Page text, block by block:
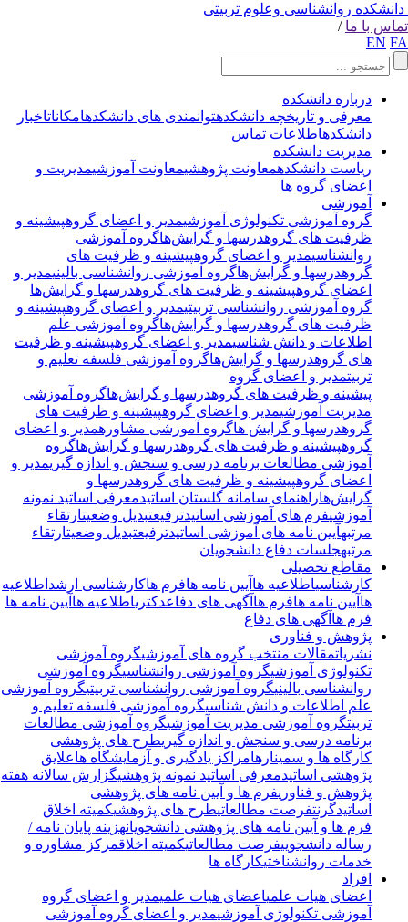
روانشناسی وعلوم تربیتی
با ما /
EN
درباره دانشکده
معرفی و تاریخچه دانشکدهتوانمندی های دانشکدهامکاناتاخبار
دانشکدهاطلاعات تماس
مدیریت دانشکده
ریاست دانشکدهمعاونت پژوهشیمعاونت آموزشیمدیریت و
اعضای گروه ها
آموزشی
گروه آموزشی تکنولوژی آموزشیمدیر و اعضای گروهپیشینه و
ظرفیت های گروهدرسها و گرایش‌هاگروه آموزشی
روانشناسیمدیر و اعضای گروهپیشینه و ظرفیت های
گروهدرسها و گرایش‌هاگروه آموزشی روانشناسی بالینیمدیر و
اعضای گروهپیشینه و ظرفیت های گروهدرسها و گرایش‌ها
گروه آموزشی روانشناسی تربیتیمدیر و اعضای گروهپیشینه و
ظرفیت های گروهدرسها و گرایش‌هاگروه آموزشی علم
اطلاعات و دانش شناسیمدیر و اعضای گروهپیشینه و ظرفیت
های گروهدرسها و گرایش‌هاگروه آموزشی فلسفه تعلیم و
تربیتمدیر و اعضای گروه
پیشینه و ظرفیت های گروهدرسها و گرایش‌هاگروه آموزشی
مدیریت آموزشیمدیر و اعضای گروهپیشینه و ظرفیت های
گروهدرسها و گرایش هاگروه آموزشی مشاوره مدیر و اعضای
گروهپیشینه و ظرفیت های گروهدرسها و گرایش‌هاگروه
آموزشی مطالعات برنامه درسی و سنجش و اندازه گیریمدیر و
اعضای گروهپیشینه و ظرفیت های گروهدرسها و
گرایش‌هاراهنمای سامانه گلستان اساتیدمعرفی اساتید نمونه
آموزشیفرم های آموزشی اساتیدترفیعتبدیل وضعیتارتقاء
مرتبهآیین نامه های آموزشی اساتیدترفیعتبدیل وضعیتارتقاء
مرتبهجلسات دفاع دانشجویان
مقاطع تحصیلی
کارشناسیاطلاعیه هاآیین نامه هافرم هاکارشناسی ارشداطلاعیه
هاآیین نامه هافرم هاآگهی های دفاعدکتریاطلاعیه هاآیین نامه ها
فرم هاآگهی های دفاع
پژوهش و فناوری
نشریاتمقالات منتخب گروه های آموزشیگروه آموزشی
تکنولوژی آموزشیگروه آموزشی روانشناسیگروه آموزشی
روانشناسی بالینیگروه آموزشی روانشناسی تربیتیگروه آموزشی
علم اطلاعات و دانش شناسیگروه آموزشی فلسفه تعلیم و
تربیتگروه آموزشی مدیریت آموزشیگروه آموزشی مطالعات
برنامه درسی و سنجش و اندازه گیریطرح های پژوهشی
کارگاه ها و سمینارهامراکز یادگیری و آزمایشگاه هاعلایق
پژوهشی اساتیدمعرفی اساتید نمونه پژوهشیگزارش سالانه هفته
پژوهش و فناوریفرم ها و آیین نامه های پژوهشی
اساتیدگرنت فرصت مطالعاتیطرح های پژوهشیکمیته اخلاق
فرم ها و آیین نامه های پژوهشی دانشجویانهزینه پایان نامه /
رساله دانشجوییفرصت مطالعاتیکمیته اخلاقمرکز مشاوره و
خدمات روانشناختیکارگاه ها
افراد
اعضای هیات علمیاعضای هیات علمیمدیر و اعضای گروه
آموزشی تکنولوژی آموزشیمدیر و اعضای گروه آموزشی